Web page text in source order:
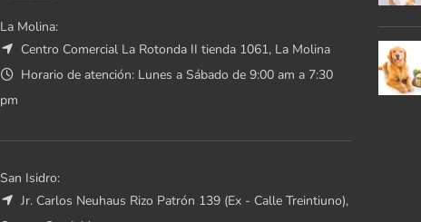
La Molina:
Centro Comercial La Rotonda II tienda 1061, La Molina
Horario de atención: Lunes a Sábado de 9:00 am a 7:30
pm
San Isidro:
Jr. Carlos Neuhaus Rizo Patrón 139 (Ex - Calle Treintiuno),